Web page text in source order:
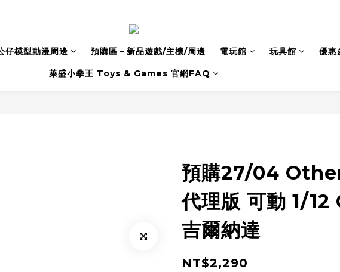
仔模型動漫周邊 預購區－新品遊戲/主機/周邊 電玩館 玩具館 優惠
萊盛小拳王 Toys & Games 官網FAQ
預購27/04
代理版 可動 1/
吉爾納達
NT$2,290